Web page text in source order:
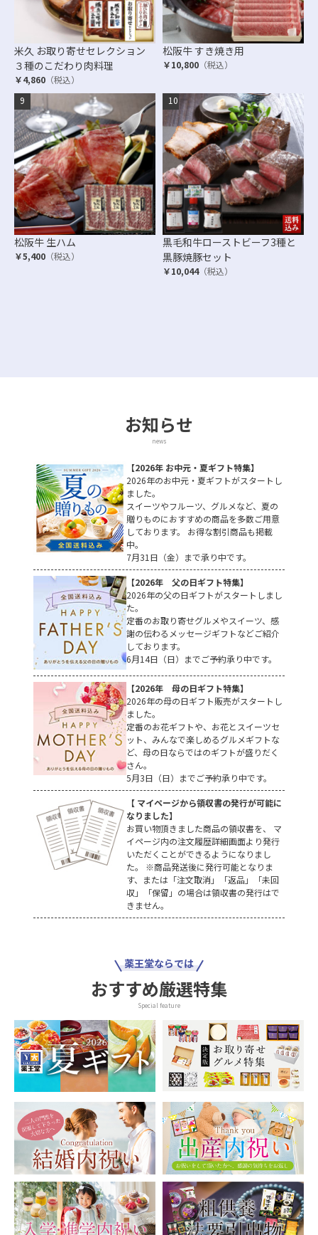
米久 お取り寄せセレクション
３種のこだわり肉料理
￥4,860 （税込）
松阪牛 すき焼き用
￥10,800 （税込）
松阪牛 生ハム
￥5,400 （税込）
黒毛和牛ローストビーフ3種と
黒豚焼豚セット
￥10,044（税込）
お知らせ
news
【2026年 お中元・夏ギフト特集】
2026年のお中元・夏ギフトがスタートし
ました。
スイーツやフルーツ、グルメなど、夏の
贈りものにおすすめの商品を多数ご用意
しております。 お得な割引商品も掲載
中。
7月31日（金）まで承り中です。
【2026年 父の日ギフト特集】
2026年の父の日ギフトがスタートしまし
た。
定番のお取り寄せグルメやスイーツ、感
謝の伝わるメッセージギフトなどご紹介
しております。
6月14日（日）までご予約承り中です。
【2026年 母の日ギフト特集】
2026年の母の日ギフト販売がスタートし
ました。
定番のお花ギフトや、お花とスイーツセ
ット、みんなで楽しめるグルメギフトな
ど、母の日ならではのギフトが盛りだく
さん。
5月3日（日）までご予約承り中です。
【 マイページから領収書の発行が可能に
なりました】
お買い物頂きました商品の領収書を、 マ
イページ内の注文履歴詳細画面より発行
いただくことができるようになりまし
た。 ※商品発送後に発行可能となりま
す、または「注文取消」「返品」「未回
収」「保留」の場合は領収書の発行はで
きません。
薬王堂ならでは
おすすめ厳選特集
Special feature